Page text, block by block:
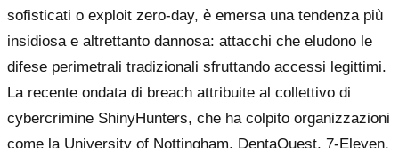
sofisticati o exploit zero-day, è emersa una tendenza più
insidiosa e altrettanto dannosa: attacchi che eludono le
difese perimetrali tradizionali sfruttando accessi legittimi.
La recente ondata di breach attribuite al collettivo di
cybercrimine ShinyHunters, che ha colpito organizzazioni
come la University of Nottingham, DentaQuest, 7-Eleven,